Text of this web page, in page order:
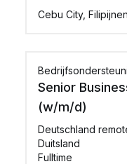
Cebu City, Filipijnen
Senior
(w/m/d)
Deutschland
Duitsland
Fulltime